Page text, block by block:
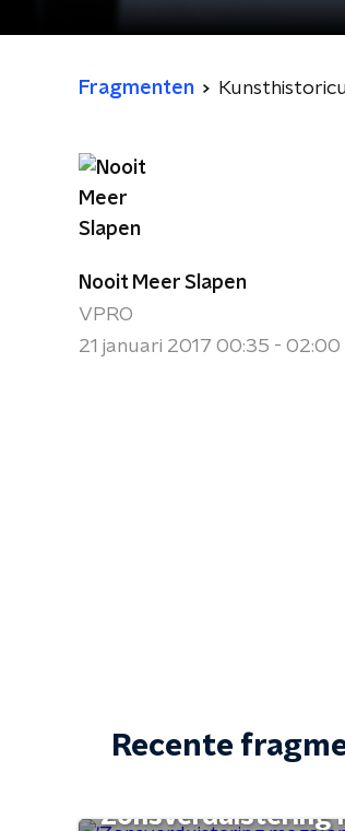
Fragmenten
Nooit Meer Slapen
VPRO
21 januari 2017 00:35 - 02:00
Recente
'Zonsverduistering